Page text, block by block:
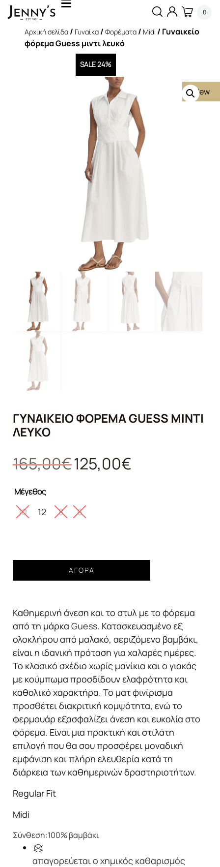
0
Αρχική σελίδα / Γυναίκα / Φορέματα / Midi / Γυναικείο
φόρεμα Guess μιντι λευκό
New
SALE 24%
ΓΥΝΑΙΚΕΊΟ ΦΌΡΕΜΑ GUESS ΜΙΝΤΙ
ΛΕΥΚΌ
165,00€ Original
price
125,00€
Μέγεθος
10 12 8 6
λευκό
ποσότητα
ΑΓΟΡΆ
Καθημερινή άνεση και το στυλ με το φόρεμα
από τη μάρκα Guess. Κατασκευασμένο εξ
ολοκλήρου από μαλακό, αεριζόμενο βαμβάκι,
είναι η ιδανική πρόταση για χαλαρές ημέρες.
Το κλασικό σχέδιο χωρίς μανίκια και ο γιακάς
με κούμπωμα προσδίδουν ελαφρότητα και
καθολικό χαρακτήρα. Το ματ φινίρισμα
προσθέτει διακριτική κομψότητα, ενώ το
φερμουάρ εξασφαλίζει άνεση και ευκολία στο
φόρεμα. Είναι μια πρακτική και στιλάτη
επιλογή που θα σου προσφέρει μοναδική
εμφάνιση και πλήρη ελευθερία κατά τη
διάρκεια των καθημερινών δραστηριοτήτων.
Regular Fit
Midi
Σύνθεση:100% βαμβάκι
απαγορεύεται ο χημικός καθαρισμός